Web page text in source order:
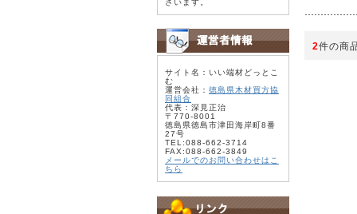
ざいます。
サイト名：いい端材どっとこ
む
運営会社： 徳島県木材買方協
同組合
代表：深見正治
〒770-8001
徳島県徳島市津田海岸町8番
27号
TEL:088-662-3714
FAX:088-662-3849
メールでのお問い合わせはこ
ちら
2件の商